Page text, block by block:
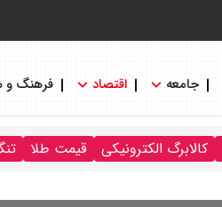
جامعه اقتصاد فرهنگ و
کالابرگ الکترونیکی قیمت طلا